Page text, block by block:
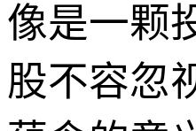
像是一颗
股不容忽